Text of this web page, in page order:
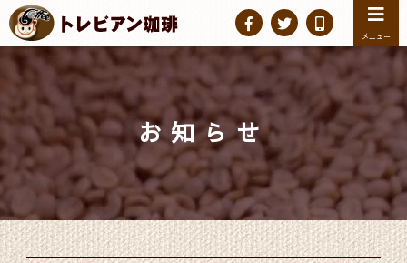
メニュー
お知らせ